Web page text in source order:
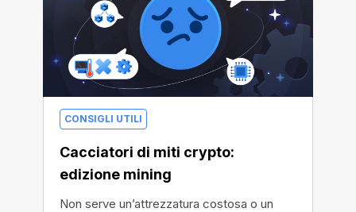
CONSIGLI UTILI
Cacciatori di miti crypto:
edizione mining
Non serve un’attrezzatura costosa o un